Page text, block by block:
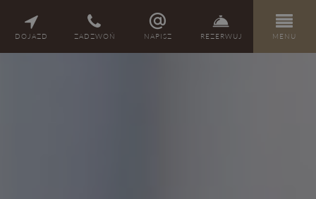
DOJAZD ZADZWOŃ NAPISZ REZERWUJ MENU
PL EN CZ